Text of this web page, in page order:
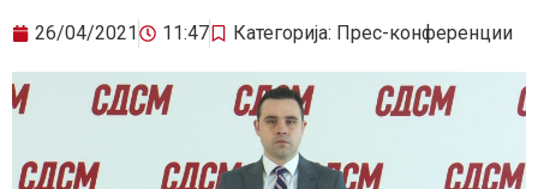
26/04/2021 11:47 Категорија: Прес-конференции